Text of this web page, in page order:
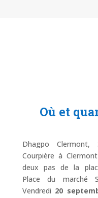
Où et
Dhagpo
Courpière à
deux pas de la
Place du marché
Vendredi 20